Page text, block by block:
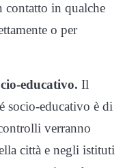
contatto in qualche
o per
educativo. Il
socio-educativo è di
verranno
città e negli istituti